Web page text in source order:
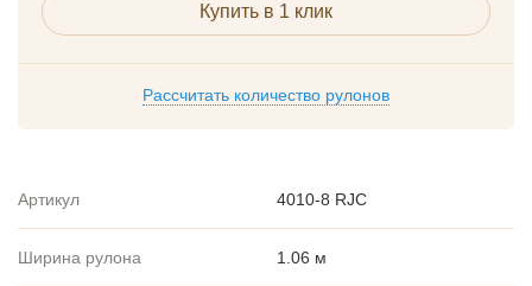
Купить в 1 клик
Рассчитать количество рулонов
Артикул 4010-8 RJC
Ширина рулона 1.06 м